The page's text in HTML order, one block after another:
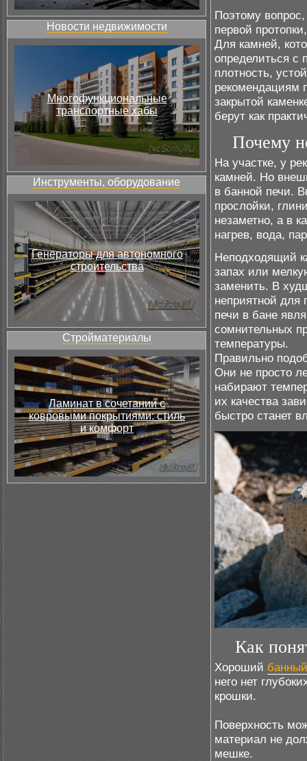
Новости недвижимости
Многофункциональные
транспортные хабы
Инструменты, оборудование
Генераторы для автономного
строительства
Стройматериалы
Ламинат в сочетании с
ковровыми покрытиями: стиль
и комфорт
Поэтому
первой
Для камней,
определиться с
плотность,
рекомендациям
закрытой
берут как
Почему
На участке, у
камней. Но
в банной печи.
прослойки,
незаметно, а в
нагрев, вода,
Неподходящий
запах или
заменить. В
неприятной
печи в бане
сомнительных
температуры.
Правильно
Они не просто
набирают
их качества
быстро станет
Как
Хороший
него нет
крошки.
Поверхность
материал не
мешке.